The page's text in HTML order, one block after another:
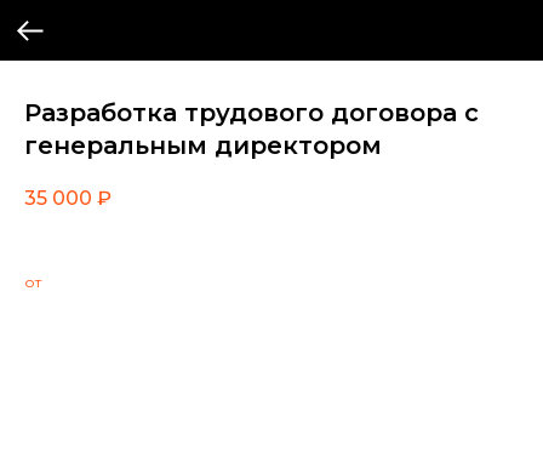
Разработка трудового договора с
генеральным директором
35 000 ₽
от